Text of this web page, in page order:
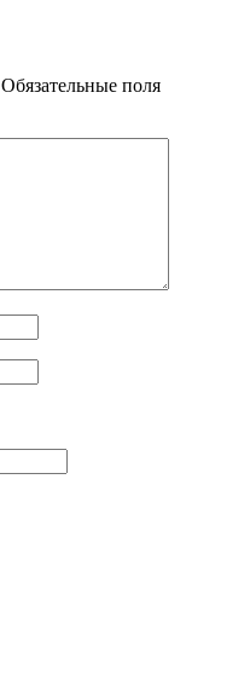
Обязательные поля